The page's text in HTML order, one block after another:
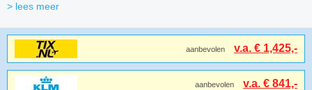
> lees meer
aanbevolen v.a. € 1,425,-
aanbevolen v.a. € 841,-